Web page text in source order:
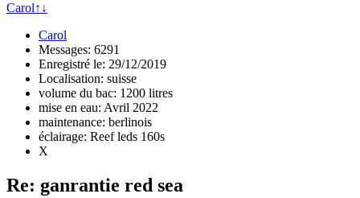
Carol↑ ↓
Carol
Messages: 6291
Enregistré le: 29/12/2019
Localisation: suisse
volume du bac: 1200 litres
mise en eau: Avril 2022
maintenance: berlinois
éclairage: Reef leds 160s
X
Re: ganrantie red sea